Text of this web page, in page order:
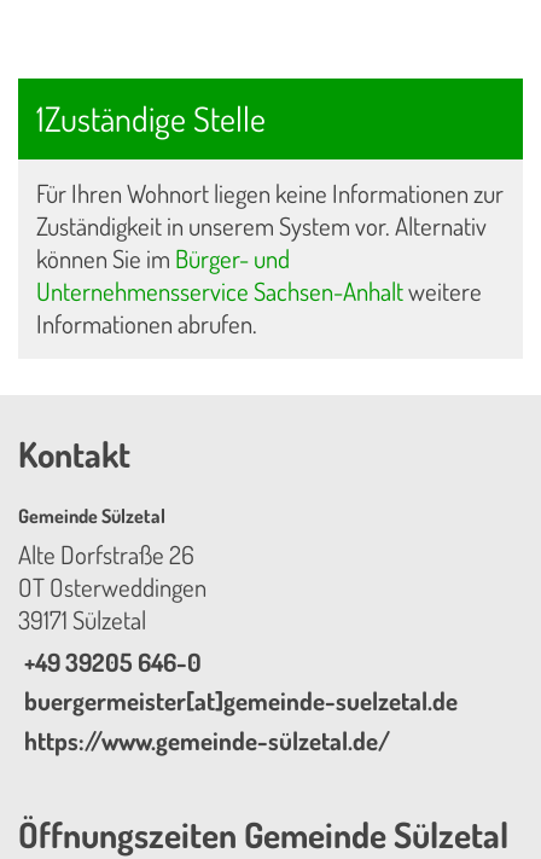
1Zuständige Stelle
Für Ihren Wohnort liegen keine Informationen zur
Zuständigkeit in unserem System vor. Alternativ
können Sie im Bürger- und
Unternehmensservice Sachsen-Anhaltweitere
Informationen abrufen.
Kontakt
Gemeinde Sülzetal
Alte Dorfstraße 26
OT Osterweddingen
39171 Sülzetal
+49 39205 646-0
buergermeister[at]gemeinde-suelzetal.de
https://www.gemeinde-sülzetal.de/
Öffnungszeiten Gemeinde Sülzetal